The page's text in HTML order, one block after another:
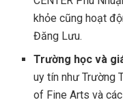
khỏe cũng hoạt
Đăng Lưu.
Trường học và
uy tín như Trường
of Fine Arts và